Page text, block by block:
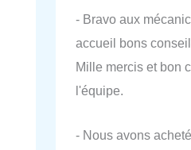
- Bravo aux
accueil bons
Mille mercis et bon
l'équipe.
- Nous avons